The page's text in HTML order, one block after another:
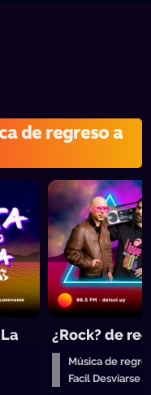
de regreso a
¿Rock? de
Música de
Facil